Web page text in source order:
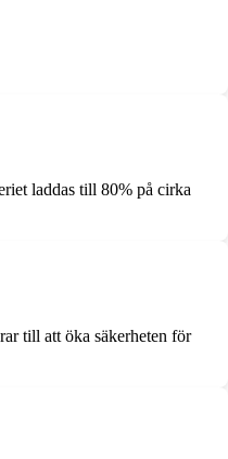
laddas till 80% på cirka
till att öka säkerheten för